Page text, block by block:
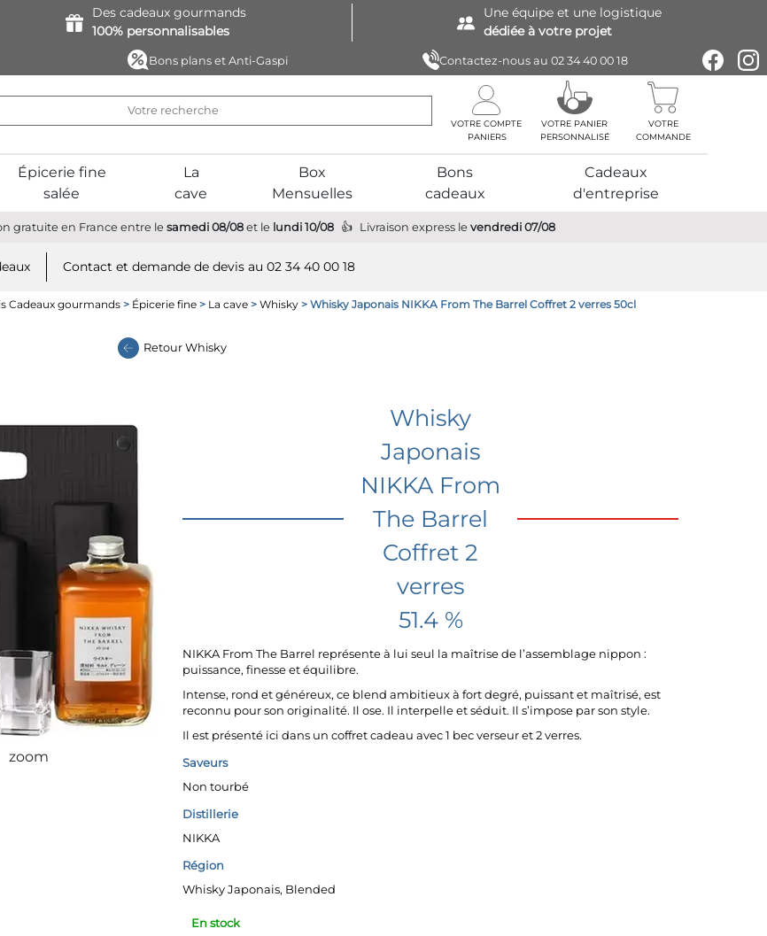
Des cadeaux gourmands
100% personnalisables
Une équipe et une logistique
dédiée à votre projet
Bons plans et Anti-Gaspi Contactez-nous au 02 34 40 00 18
VOTRE COMPTE
VOTRE PANIER
PERSONNALISÉ
VOTRE
COMMANDE
Épicerie fine
salée
La
cave
Box
Mensuelles
Bons
cadeaux
Cadeaux
d'entreprise
gratuite en France entre le samedi 08/08et le lundi 10/08 Livraison expressle vendredi 07/08
Contact et demande de devis au 02 34 40 00 18
Cadeaux gourmands > Épicerie fine > La cave > Whisky > Whisky Japonais NIKKA From The Barrel Coffret 2 verres 50cl
RetourWhisky
zoom
Whisky
Japonais
NIKKA From
The Barrel
Coffret 2
verres
51.4 %
NIKKA From The Barrel représente à lui seul la maîtrise de l’assemblage nippon :
puissance, finesse et équilibre.
Intense, rond et généreux, ce blend ambitieux à fort degré, puissant et maîtrisé, est
reconnu pour son originalité. Il ose. Il interpelle et séduit. Il s’impose par son style.
Il est présenté ici dans un coffret cadeau avec 1 bec verseur et 2 verres.
Saveurs
Non tourbé
Distillerie
NIKKA
Région
Whisky Japonais, Blended
En stock